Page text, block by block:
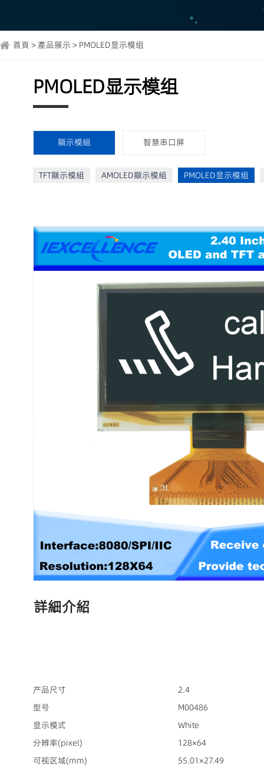
首頁 > 產品展示 > PMOLED显示模组
PMOLED显示模组
顯示模組 智慧串口屏
TFT顯示模組 AMOLED顯示模組 PMOLED显示模组
詳細介紹
产品尺寸
2.4
型号
M00486
显示模式
White
分辨率(pixel)
128×64
可视区域(mm)
55.01×27.49